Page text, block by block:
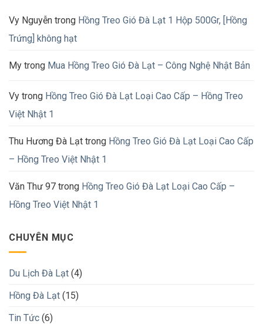
Vy Nguyễn trong Hồng Treo Gió Đà Lạt 1 Hộp 500Gr, [Hồng
Trứng] không hạt
My trong Mua Hồng Treo Gió Đà Lạt – Công Nghệ Nhật Bản
Vy trong Hồng Treo Gió Đà Lạt Loại Cao Cấp – Hồng Treo
Việt Nhật 1
Thu Hương Đà Lạt trong Hồng Treo Gió Đà Lạt Loại Cao Cấp
– Hồng Treo Việt Nhật 1
Văn Thư 97 trong Hồng Treo Gió Đà Lạt Loại Cao Cấp –
Hồng Treo Việt Nhật 1
CHUYÊN MỤC
Du Lịch Đà Lạt (4)
Hồng Đà Lạt (15)
Tin Tức (6)